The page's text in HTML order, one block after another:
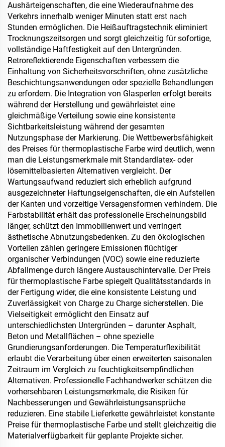
Aushärteigenschaften, die eine Wiederaufnahme des
Verkehrs innerhalb weniger Minuten statt erst nach
Stunden ermöglichen. Die Heißauftragstechnik eliminiert
Trocknungszeitsorgen und sorgt gleichzeitig für sofortige,
vollständige Haftfestigkeit auf den Untergründen.
Retroreflektierende Eigenschaften verbessern die
Einhaltung von Sicherheitsvorschriften, ohne zusätzliche
Beschichtungsanwendungen oder spezielle Behandlungen
zu erfordern. Die Integration von Glasperlen erfolgt bereits
während der Herstellung und gewährleistet eine
gleichmäßige Verteilung sowie eine konsistente
Sichtbarkeitsleistung während der gesamten
Nutzungsphase der Markierung. Die Wettbewerbsfähigkeit
des Preises für thermoplastische Farbe wird deutlich, wenn
man die Leistungsmerkmale mit Standardlatex- oder
lösemittelbasierten Alternativen vergleicht. Der
Wartungsaufwand reduziert sich erheblich aufgrund
ausgezeichneter Haftungseigenschaften, die ein Aufstellen
der Kanten und vorzeitige Versagensformen verhindern. Die
Farbstabilität erhält das professionelle Erscheinungsbild
länger, schützt den Immobilienwert und verringert
ästhetische Abnutzungsbedenken. Zu den ökologischen
Vorteilen zählen geringere Emissionen flüchtiger
organischer Verbindungen (VOC) sowie eine reduzierte
Abfallmenge durch längere Austauschintervalle. Der Preis
für thermoplastische Farbe spiegelt Qualitätsstandards in
der Fertigung wider, die eine konsistente Leistung und
Zuverlässigkeit von Charge zu Charge sicherstellen. Die
Vielseitigkeit ermöglicht den Einsatz auf
unterschiedlichsten Untergründen – darunter Asphalt,
Beton und Metallflächen – ohne spezielle
Grundierungsanforderungen. Die Temperaturflexibilität
erlaubt die Verarbeitung über einen erweiterten saisonalen
Zeitraum im Vergleich zu feuchtigkeitsempfindlichen
Alternativen. Professionelle Fachhandwerker schätzen die
vorhersehbaren Leistungsmerkmale, die Risiken für
Nachbesserungen und Gewährleistungsansprüche
reduzieren. Eine stabile Lieferkette gewährleistet konstante
Preise für thermoplastische Farbe und stellt gleichzeitig die
Materialverfügbarkeit für geplante Projekte sicher.